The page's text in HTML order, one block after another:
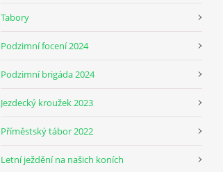
Tabory
Podzimní focení 2024
Podzimní brigáda 2024
Jezdecký kroužek 2023
Příměstský tábor 2022
Letní ježdění na našich koních